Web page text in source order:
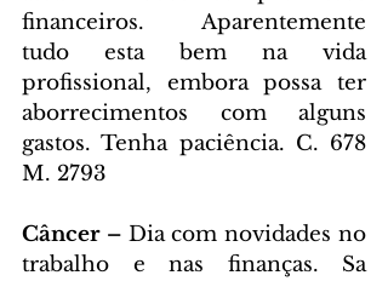
financeiros. Aparentemente
tudo esta bem na vida
profissional, embora possa ter
aborrecimentos com alguns
gastos. Tenha paciência. C. 678
M. 2793
Câncer – Dia com novidades no
trabalho e nas finanças. Sa